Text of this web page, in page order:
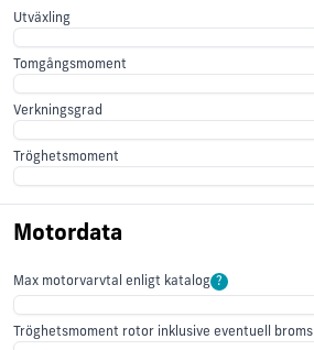
Utväxling
Tomgångsmoment
Verkningsgrad
Tröghetsmoment
Motordata
Max motorvarvtal enligt katalog ?
Tröghetsmoment rotor inklusive eventuell broms